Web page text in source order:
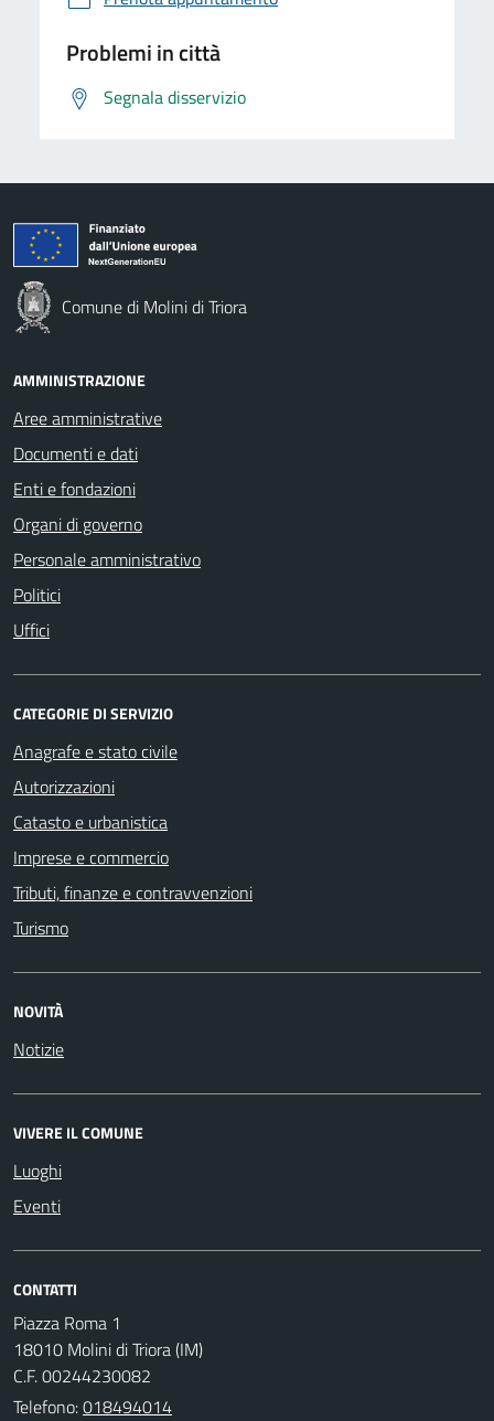
Problemi in città
Segnala disservizio
Comune di Molini di Triora
AMMINISTRAZIONE
Aree amministrative
Documenti e dati
Enti e fondazioni
Organi di governo
Personale amministrativo
Politici
Uffici
CATEGORIE DI SERVIZIO
Anagrafe e stato civile
Autorizzazioni
Catasto e urbanistica
Imprese e commercio
Tributi, finanze e contravvenzioni
Turismo
NOVITÀ
Notizie
VIVERE IL COMUNE
Luoghi
Eventi
CONTATTI
Piazza Roma 1
18010 Molini di Triora (IM)
C.F. 00244230082
Telefono:018494014